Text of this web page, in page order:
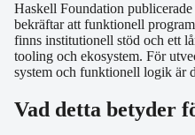
Haskell Foundation
bekräftar att funktionell
finns institutionell stöd och ett
tooling och ekosystem. För
system och funktionell logik är
Vad detta betyder